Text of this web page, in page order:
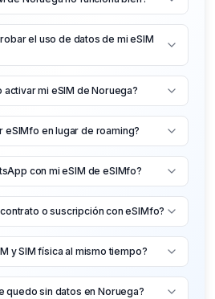
el uso de datos de mi eSIM
activar mi eSIM de Noruega?
eSIMfo en lugar de roaming?
con mi eSIM de eSIMfo?
o suscripción con eSIMfo?
y SIM física al mismo tiempo?
quedo sin datos en Noruega?